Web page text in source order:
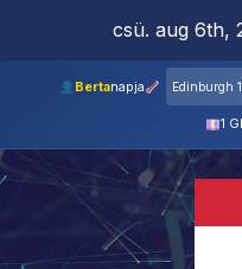
content
csü. aug 6th,
Bertanapja Edinburgh
1